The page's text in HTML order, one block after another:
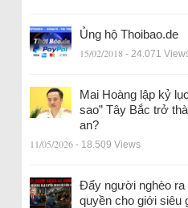
Ủng hộ Thoibao.de
15/02/2018 - 24.071
Mai Hoàng lập kỷ
sao” Tây Bắc trở
an?
11/05/2026 - 18.509 Views
Đẩy người nghèo
quyền cho giới siêu